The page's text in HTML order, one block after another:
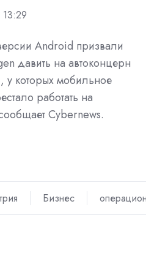
Android призвали
давить на автоконцерн
у которых мобильное
работать на
Cybernews.
Бизнес